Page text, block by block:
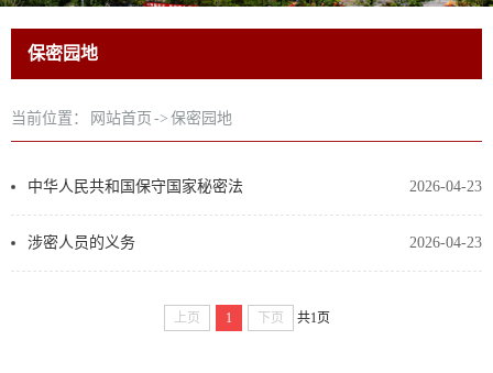
保密园地
当前位置： 网站首页 -> 保密园地
2026-04-23
中华人民共和国保守国家秘密法
2026-04-23
涉密人员的义务
上页 1 下页 共1页